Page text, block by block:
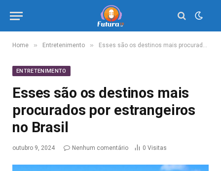
Home » Entretenimento » Esses são os destinos mais procurados por estrangeiros no Brasil
ENTRETENIMENTO
Esses são os destinos mais
procurados por estrangeiros
no Brasil
outubro 9, 2024 Nenhum comentário 0 Visitas